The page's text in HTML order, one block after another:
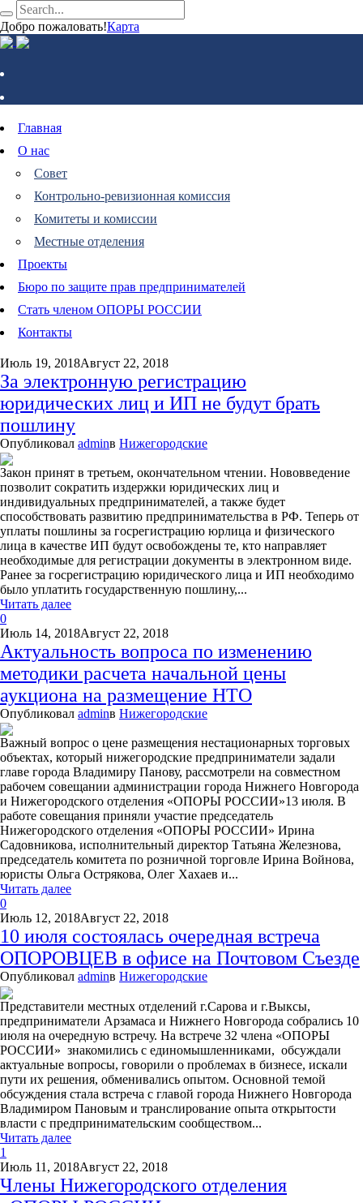
Добро пожаловать!Карта
Главная
О нас
Совет
Контрольно-ревизионная комиссия
Комитеты и комиссии
Местные отделения
Проекты
Бюро по защите прав предпринимателей
Стать членом ОПОРЫ РОССИИ
Контакты
Июль 19, 2018Август 22, 2018
За электронную регистрацию
юридических лиц и ИП не будут брать
пошлину
Опубликовал adminв Нижегородские
Закон принят в третьем, окончательном чтении. Нововведение
позволит сократить издержки юридических лиц и
индивидуальных предпринимателей, а также будет
способствовать развитию предпринимательства в РФ. Теперь от
уплаты пошлины за госрегистрацию юрлица и физического
лица в качестве ИП будут освобождены те, кто направляет
необходимые для регистрации документы в электронном виде.
Ранее за госрегистрацию юридического лица и ИП необходимо
было уплатить государственную пошлину,...
Читать далее
0
Июль 14, 2018Август 22, 2018
Актуальность вопроса по изменению
методики расчета начальной цены
аукциона на размещение НТО
Опубликовал adminв Нижегородские
Важный вопрос о цене размещения нестационарных торговых
объектах, который нижегородские предприниматели задали
главе города Владимиру Панову, рассмотрели на совместном
рабочем совещании администрации города Нижнего Новгорода
и Нижегородского отделения «ОПОРЫ РОССИИ»13 июля. В
работе совещания приняли участие председатель
Нижегородского отделения «ОПОРЫ РОССИИ» Ирина
Садовникова, исполнительный директор Татьяна Железнова,
председатель комитета по розничной торговле Ирина Войнова,
юристы Ольга Острякова, Олег Хахаев и...
Читать далее
0
Июль 12, 2018Август 22, 2018
10 июля состоялась очередная встреча
ОПОРОВЦЕВ в офисе на Почтовом Съезде
Опубликовал adminв Нижегородские
Представители местных отделений г.Сарова и г.Выксы,
предприниматели Арзамаса и Нижнего Новгорода собрались 10
июля на очередную встречу. На встрече 32 члена «ОПОРЫ
РОССИИ» знакомились с единомышленниками, обсуждали
актуальные вопросы, говорили о проблемах в бизнесе, искали
пути их решения, обменивались опытом. Основной темой
обсуждения стала встреча с главой города Нижнего Новгорода
Владимиром Пановым и транслирование опыта открытости
власти с предпринимательским сообществом...
Читать далее
1
Июль 11, 2018Август 22, 2018
Члены Нижегородского отделения